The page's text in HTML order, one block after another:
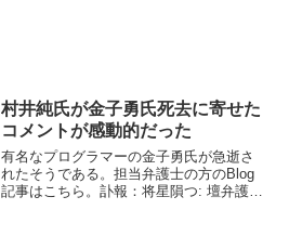
村井純氏が金子勇氏死去に寄せた
コメントが感動的だった
有名なプログラマーの金子勇氏が急逝さ
れたそうである。担当弁護士の方のBlog
記事はこちら。訃報：将星隕つ: 壇弁護士